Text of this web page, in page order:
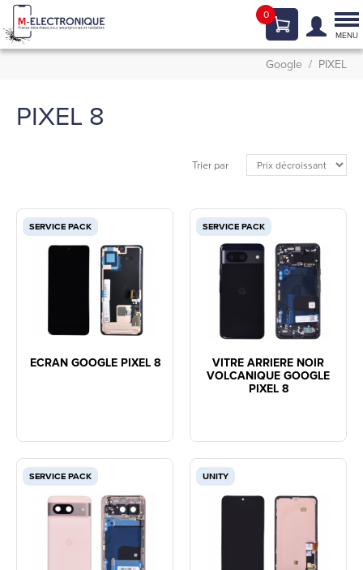
0
MENU
Google PIXEL
PIXEL 8
Trier par
SERVICE PACK
ECRAN GOOGLE PIXEL 8
SERVICE PACK
VITRE ARRIERE NOIR
VOLCANIQUE GOOGLE
PIXEL 8
SERVICE PACK UNITY